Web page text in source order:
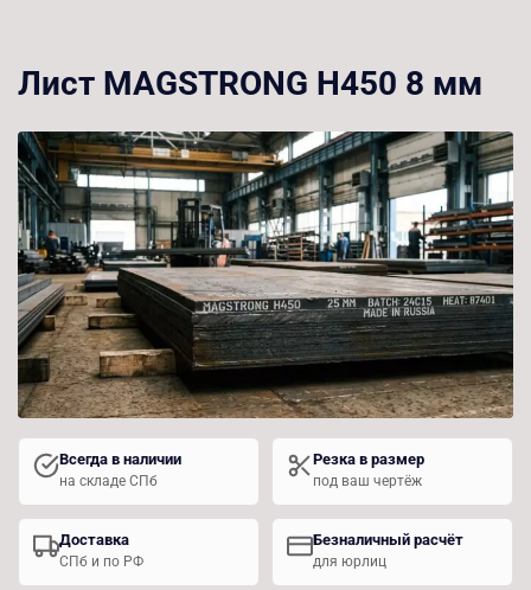
Лист MAGSTRONG H450 8 мм
Всегда в наличии
на складе СПб
Резка в размер
под ваш чертёж
Доставка
СПб и по РФ
Безналичный расчёт
для юрлиц